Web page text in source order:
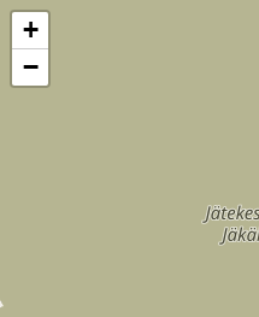
+
−